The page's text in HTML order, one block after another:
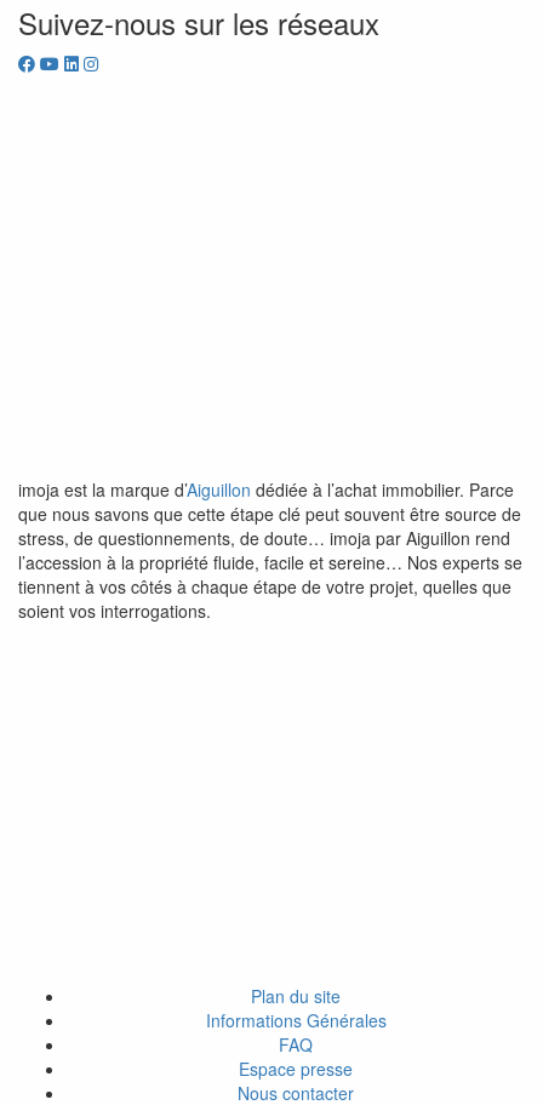
Suivez-nous sur les réseaux
imoja est la marque d’Aiguillon dédiée à l’achat immobilier. Parce
que nous savons que cette étape clé peut souvent être source de
stress, de questionnements, de doute… imoja par Aiguillon rend
l’accession à la propriété fluide, facile et sereine… Nos experts se
tiennent à vos côtés à chaque étape de votre projet, quelles que
soient vos interrogations.
Plan du site
Informations Générales
FAQ
Espace presse
Nous contacter